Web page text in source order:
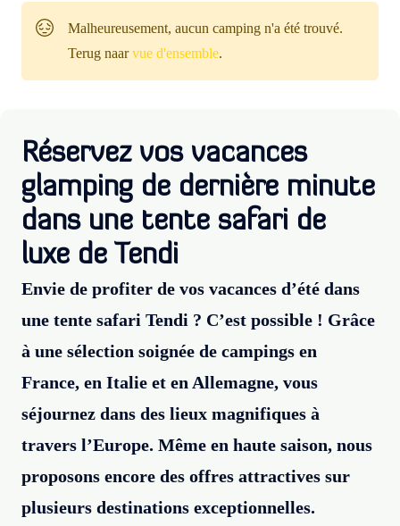
Malheureusement, aucun camping n'a été trouvé.
Terug naarvue d'ensemble.
Réservez vos vacances
glamping de dernière minute
dans une tente safari de
luxe de Tendi
Envie de profiter de vos vacances d’été dans
une tente safari Tendi ? C’est possible ! Grâce
à une sélection soignée de campings en
France, en Italie et en Allemagne, vous
séjournez dans des lieux magnifiques à
travers l’Europe. Même en haute saison, nous
proposons encore des offres attractives sur
plusieurs destinations exceptionnelles.